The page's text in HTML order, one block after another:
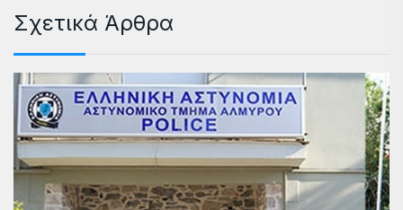
Σχετικά Άρθρα